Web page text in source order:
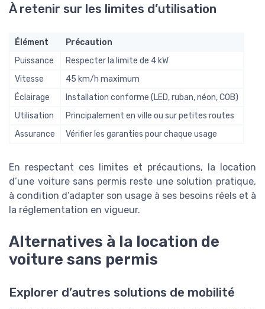
À retenir sur les limites d’utilisation
Élément
Précaution
Puissance
Respecter la limite de 4 kW
Vitesse
45 km/h maximum
Éclairage
Installation conforme (LED, ruban, néon, COB)
Utilisation
Principalement en ville ou sur petites routes
Assurance
Vérifier les garanties pour chaque usage
En respectant ces limites et précautions, la location
d’une voiture sans permis reste une solution pratique,
à condition d’adapter son usage à ses besoins réels et à
la réglementation en vigueur.
Alternatives à la location de
voiture sans permis
Explorer d’autres solutions de mobilité